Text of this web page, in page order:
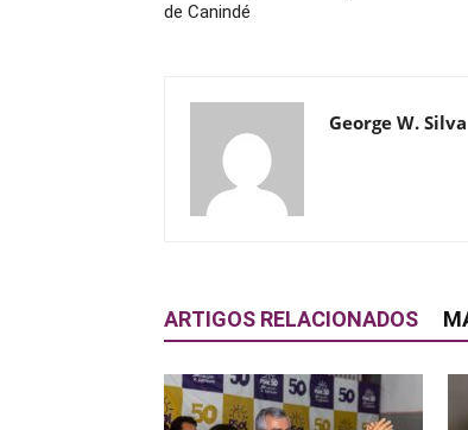
de Canindé
George W. Silva
ARTIGOS RELACIONADOS